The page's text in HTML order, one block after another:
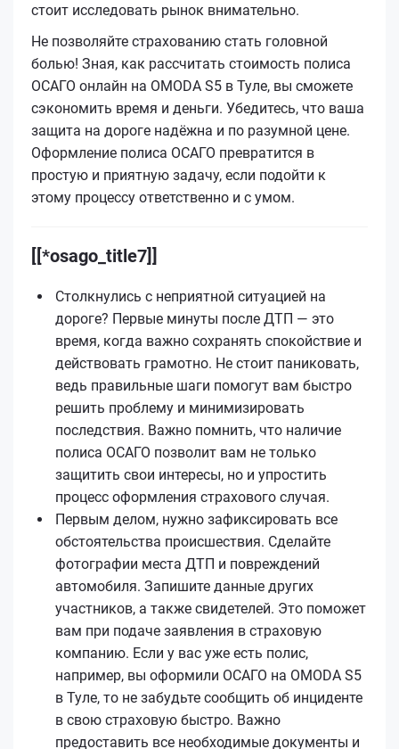
стоит исследовать рынок внимательно.
Не позволяйте страхованию стать головной
болью! Зная, как рассчитать стоимость полиса
ОСАГО онлайн на OMODA S5 в Туле, вы сможете
сэкономить время и деньги. Убедитесь, что ваша
защита на дороге надёжна и по разумной цене.
Оформление полиса ОСАГО превратится в
простую и приятную задачу, если подойти к
этому процессу ответственно и с умом.
[[*osago_title7]]
Столкнулись с неприятной ситуацией на
дороге? Первые минуты после ДТП — это
время, когда важно сохранять спокойствие и
действовать грамотно. Не стоит паниковать,
ведь правильные шаги помогут вам быстро
решить проблему и минимизировать
последствия. Важно помнить, что наличие
полиса ОСАГО позволит вам не только
защитить свои интересы, но и упростить
процесс оформления страхового случая.
Первым делом, нужно зафиксировать все
обстоятельства происшествия. Сделайте
фотографии места ДТП и повреждений
автомобиля. Запишите данные других
участников, а также свидетелей. Это поможет
вам при подаче заявления в страховую
компанию. Если у вас уже есть полис,
например, вы оформили ОСАГО на OMODA S5
в Туле, то не забудьте сообщить об инциденте
в свою страховую быстро. Важно
предоставить все необходимые документы и